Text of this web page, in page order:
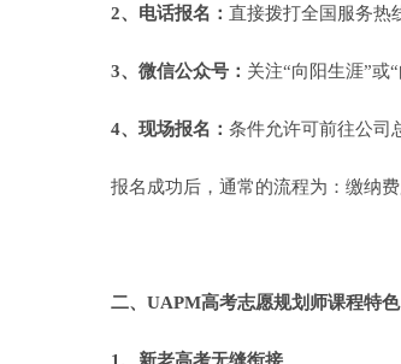
2、电话报名： 直接拨打全国服务热
3、微信公众号： 关注“向阳生涯”或
4、现场报名： 条件允许可前往公司
报名成功后，通常的流程为：缴纳
二、UAPM高考志愿规划师课程特色